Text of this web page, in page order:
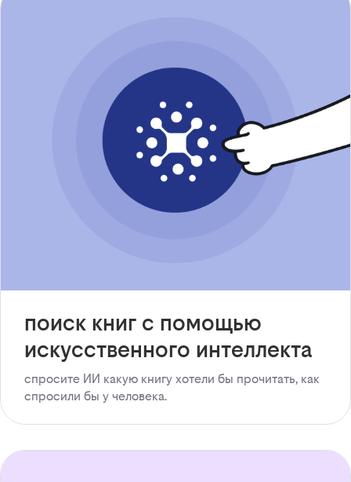
поиск книг с помощью
искусственного интеллекта
спросите ИИ какую книгу хотели бы прочитать, как
спросили бы у человека.